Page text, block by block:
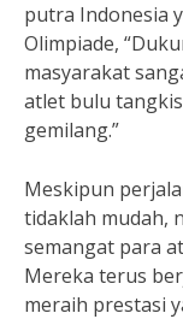
putra Indonesia
Olimpiade,
masyarakat
atlet bulu
gemilang.”
Meskipun
tidaklah mudah,
semangat para
Mereka terus
meraih prestasi